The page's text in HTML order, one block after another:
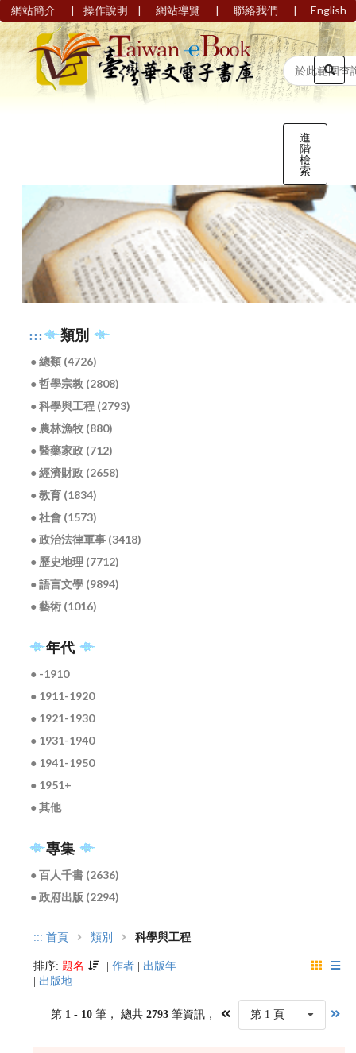
網站簡介 | 操作說明 | 網站導覽 | 聯絡我們 | English
進
階
檢
索
::: 類別
● 總類 (4726)
● 哲學宗教 (2808)
● 科學與工程 (2793)
● 農林漁牧 (880)
● 醫藥家政 (712)
● 經濟財政 (2658)
● 教育 (1834)
● 社會 (1573)
● 政治法律軍事 (3418)
● 歷史地理 (7712)
● 語言文學 (9894)
● 藝術 (1016)
年代
● -1910
● 1911-1920
● 1921-1930
● 1931-1940
● 1941-1950
● 1951+
● 其他
專集
● 百人千書 (2636)
● 政府出版 (2294)
::: 首頁 類別 科學與工程
排序: 題名 |作者
出版年
出版地
第 1 - 10 筆， 總共 2793筆資訊， 第 1 頁